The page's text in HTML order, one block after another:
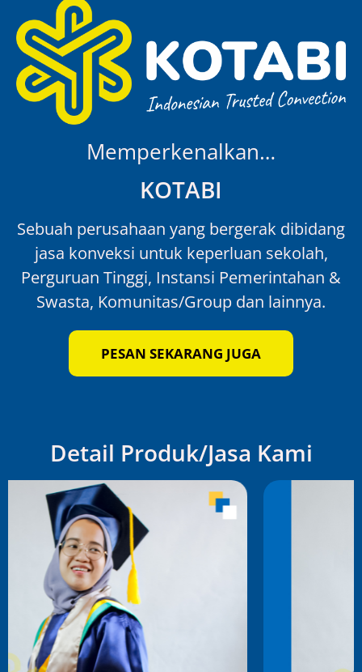
Memperkenalkan…
KOTABI
Sebuah perusahaan yang bergerak dibidang
jasa konveksi untuk keperluan sekolah,
Perguruan Tinggi, Instansi Pemerintahan &
Swasta, Komunitas/Group dan lainnya.
PESAN SEKARANG JUGA
Detail Produk/Jasa Kami